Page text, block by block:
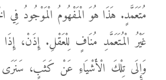
مُتَعَمَّدٍ. هَذَا هُوَ الْمَفْهُومُ الْمَوْجُودُ فِي
غَيْرُ الْمُتَعَمَّدِ مُنَافٍ لِلْعَقْلِ. إِذَنْ، إِذَا
وَإِلَى تِلْكَ الْأَشْيَاءِ عَنْ كَثَبٍ، سَنَرَى